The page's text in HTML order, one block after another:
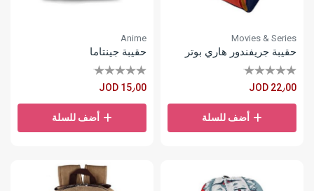
Movies & Series
حقيبة جريفندور هاري بوتر
JOD 22٫00
أضف للسلة
Anime
حقيبة جينتاما
JOD 15٫00
أضف للسلة